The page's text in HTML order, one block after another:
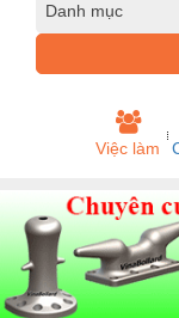
Danh mục
Việc làm